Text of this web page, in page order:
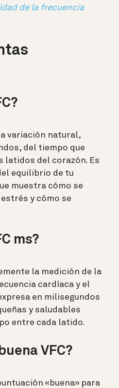
de la frecuencia
variación natural,
del tiempo que
latidos del corazón. Es
equilibrio de tu
muestra cómo se
y cómo se
ms?
la medición de la
cardíaca y el
en milisegundos
y saludables
entre cada latido.
VFC?
«buena» para